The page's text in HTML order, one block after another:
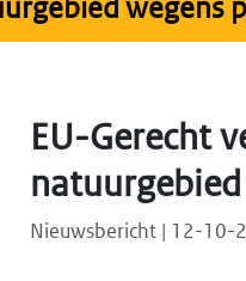
EU-Gerecht
Nieuwsbericht | 12-10-